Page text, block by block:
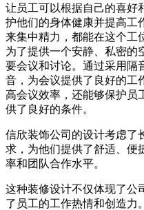
让员工可以根据自己的喜好
护他们的身体健康并提高工
来集中精力，都能在这个工
为了提供一个安静、私密的
要会议和讨论。通过采用隔
音，为会议提供了良好的工
高会议效率，还能够保护员
供了良好的条件。
信欣装饰公司的设计考虑了
求，为他们提供了舒适、便
率和团队合作水平。
这种装修设计不仅体现了公
了员工的工作热情和创造力